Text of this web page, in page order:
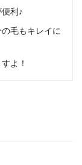
利♪
毛もキレイに
よ！